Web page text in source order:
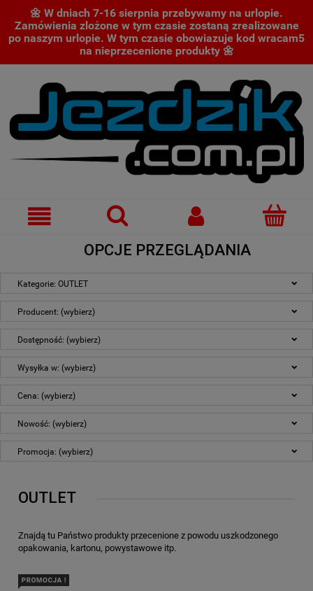
🌼 W dniach 7-16 sierpnia przebywamy na urlopie.
Zamówienia zlożone w tym czasie zostaną zrealizowane
po naszym urlopie. W tym czasie obowiazuje kod wracam5
na nieprzecenione produkty 🌼
OPCJE PRZEGLĄDANIA
Kategorie: OUTLET
Producent: (wybierz)
Dostępność: (wybierz)
Wysyłka w: (wybierz)
Cena: (wybierz)
Nowość: (wybierz)
Promocja: (wybierz)
OUTLET
Znajdą tu Państwo produkty przecenione z powodu uszkodzonego
opakowania, kartonu, powystawowe itp.